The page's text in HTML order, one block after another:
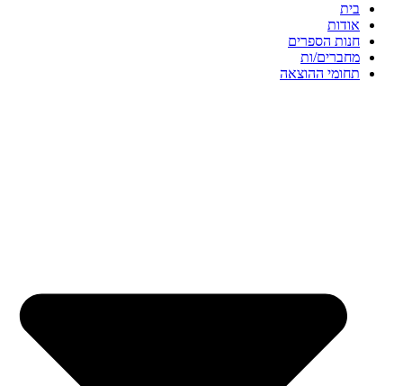
בית
אודות
חנות הספרים
מחברים/ות
תחומי ההוצאה